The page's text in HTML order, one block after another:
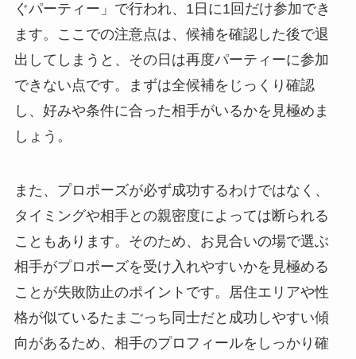
ぐパーティー」で行われ、1日に1回だけ参加でき
ます。ここでの注意点は、候補を確認した後で退
出してしまうと、その日は再度パーティーに参加
できない点です。まずは全候補をじっくり確認
し、好みや条件に合った相手がいるかを見極めま
しょう。
また、プロポーズが必ず成功するわけではなく、
タイミングや相手との親密度によっては断られる
こともあります。そのため、お見合いの場で選ぶ
相手がプロポーズを受け入れやすいかを見極める
ことが失敗防止のポイントです。居住エリアや性
格が似ているたまごっち同士だと成功しやすい傾
向があるため、相手のプロフィールをしっかり確